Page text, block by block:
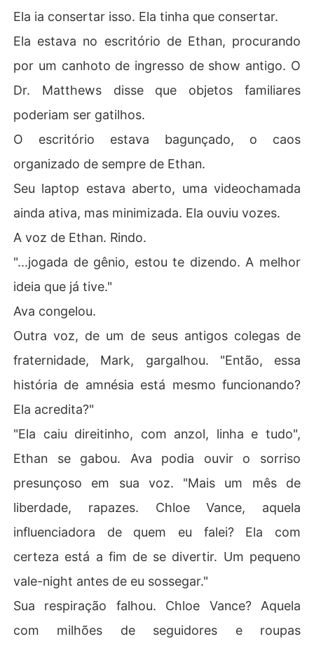
Ela ia consertar isso. Ela tinha que consertar.
Ela estava no escritório de Ethan, procurando
por um canhoto de ingresso de show antigo. O
Dr. Matthews disse que objetos familiares
poderiam ser gatilhos.
O escritório estava bagunçado, o caos
organizado de sempre de Ethan.
Seu laptop estava aberto, uma videochamada
ainda ativa, mas minimizada. Ela ouviu vozes.
A voz de Ethan. Rindo.
"...jogada de gênio, estou te dizendo. A melhor
ideia que já tive."
Ava congelou.
Outra voz, de um de seus antigos colegas de
fraternidade, Mark, gargalhou. "Então, essa
história de amnésia está mesmo funcionando?
Ela acredita?"
"Ela caiu direitinho, com anzol, linha e tudo",
Ethan se gabou. Ava podia ouvir o sorriso
presunçoso em sua voz. "Mais um mês de
liberdade, rapazes. Chloe Vance, aquela
influenciadora de quem eu falei? Ela com
certeza está a fim de se divertir. Um pequeno
vale-night antes de eu sossegar."
Sua respiração falhou. Chloe Vance? Aquela
com milhões de seguidores e roupas